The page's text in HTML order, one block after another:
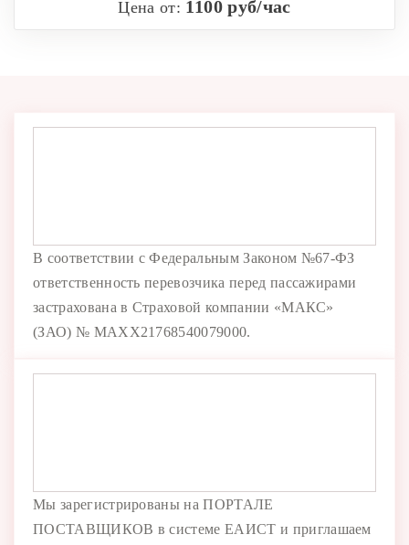
Цена от: 1100 руб/час
В соответствии с Федеральным Законом №67-ФЗ
ответственность перевозчика перед пассажирами
застрахована в Страховой компании «МАКС»
(ЗАО) № MAXX21768540079000.
Мы зарегистрированы на ПОРТАЛЕ
ПОСТАВЩИКОВ в системе ЕАИСТ и приглашаем